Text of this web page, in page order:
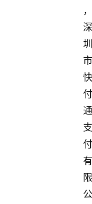
，
深
圳
市
快
付
通
支
付
有
限
公